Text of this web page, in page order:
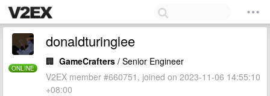
ONLINE
donaldturinglee
🏢 GameCrafters / Senior Engineer
V2EX member #660751, joined on 2023-11-06 14:55:10
+08:00